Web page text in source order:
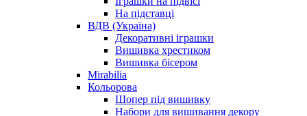
На підставці
ВДВ (Україна)
Декоративні іграшки
Вишивка хрестиком
Вишивка бісером
Mirabilia
Кольорова
Шопер під вишивку
Набори для вишивання декору